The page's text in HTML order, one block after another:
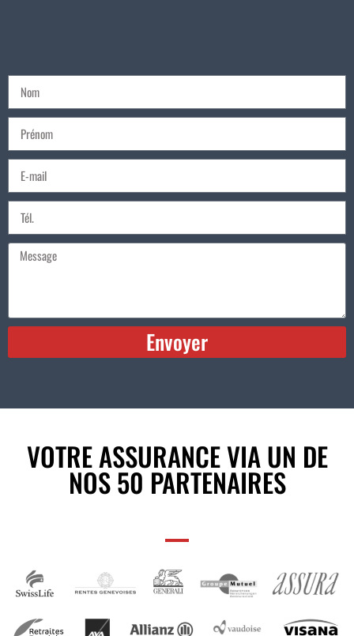
Envoyer
VOTRE ASSURANCE VIA UN DE
NOS 50 PARTENAIRES